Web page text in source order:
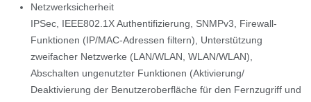
Netzwerksicherheit
IPSec, IEEE802.1X Authentifizierung, SNMPv3, Firewall-
Funktionen (IP/MAC-Adressen filtern), Unterstützung
zweifacher Netzwerke (LAN/WLAN, WLAN/WLAN),
Abschalten ungenutzter Funktionen (Aktivierung/
Deaktivierung der Benutzeroberfläche für den Fernzugriff und